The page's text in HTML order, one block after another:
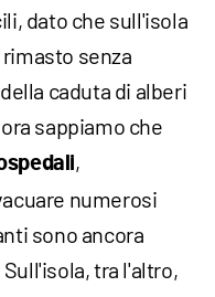
dato che sull'isola
senza
caduta di alberi
sappiamo che
,
numerosi
sono ancora
tra l'altro,